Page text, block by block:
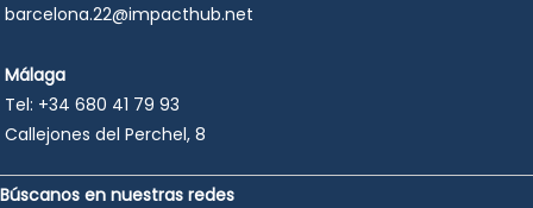
barcelona.22@impacthub.net
Málaga
Tel: +34 680 41 79 93
Callejones del Perchel, 8
Búscanos en nuestras redes